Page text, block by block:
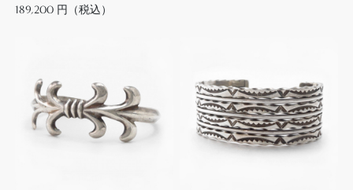
現在制作されている作品の多くは、材料として市販
ーを、鍛冶仕事に近い方法であるハンマーやローラ
ーで叩き伸ばすことでジュエリーとして成形してい
きます。
最終的にはどちらもプレートやバーの形態になるた
189,200 円（税込）